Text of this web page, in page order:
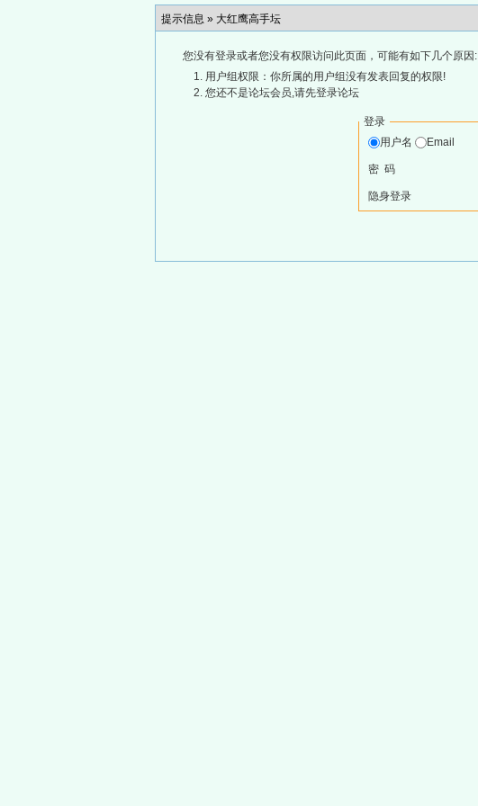
提示信息 » 大红鹰高手坛
您没有登录或者您没有权限访问此页面，可能有如下几个原因:
用户组权限：你所属的用户组没有发表回复的权限!
您还不是论坛会员,请先登录论坛
登录
用户名
Email
密 码
隐身登录